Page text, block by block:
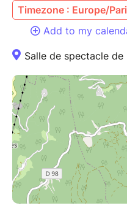
Timezone : Europe/
Add to my
Salle de spectacle de